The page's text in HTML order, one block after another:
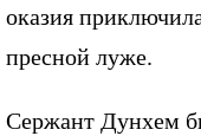
оказия
пресной луже.
Сержант Дунхем